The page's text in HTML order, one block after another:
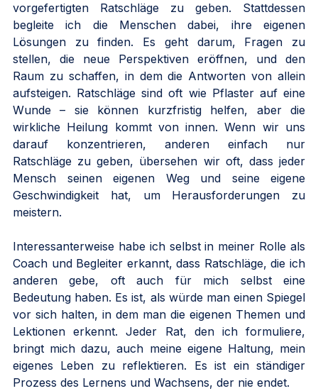
vorgefertigten Ratschläge zu geben. Stattdessen
begleite ich die Menschen dabei, ihre eigenen
Lösungen zu finden. Es geht darum, Fragen zu
stellen, die neue Perspektiven eröffnen, und den
Raum zu schaffen, in dem die Antworten von allein
aufsteigen. Ratschläge sind oft wie Pflaster auf eine
Wunde – sie können kurzfristig helfen, aber die
wirkliche Heilung kommt von innen. Wenn wir uns
darauf konzentrieren, anderen einfach nur
Ratschläge zu geben, übersehen wir oft, dass jeder
Mensch seinen eigenen Weg und seine eigene
Geschwindigkeit hat, um Herausforderungen zu
meistern.
Interessanterweise habe ich selbst in meiner Rolle als
Coach und Begleiter erkannt, dass Ratschläge, die ich
anderen gebe, oft auch für mich selbst eine
Bedeutung haben. Es ist, als würde man einen Spiegel
vor sich halten, in dem man die eigenen Themen und
Lektionen erkennt. Jeder Rat, den ich formuliere,
bringt mich dazu, auch meine eigene Haltung, mein
eigenes Leben zu reflektieren. Es ist ein ständiger
Prozess des Lernens und Wachsens, der nie endet.